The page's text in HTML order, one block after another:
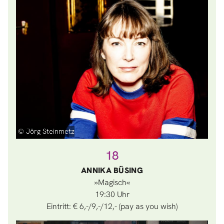
© Jörg Steinmetz
18
ANNIKA BÜSING
»Magisch«
19:30
Eintritt: € 6,-/9,-/12,- (pay as you wish)